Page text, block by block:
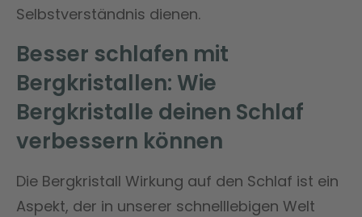
Selbstverständnis dienen.
Besser schlafen mit
Bergkristallen: Wie
Bergkristalle deinen Schlaf
verbessern können
Die Bergkristall Wirkung auf den Schlaf ist ein
Aspekt, der in unserer schnelllebigen Welt